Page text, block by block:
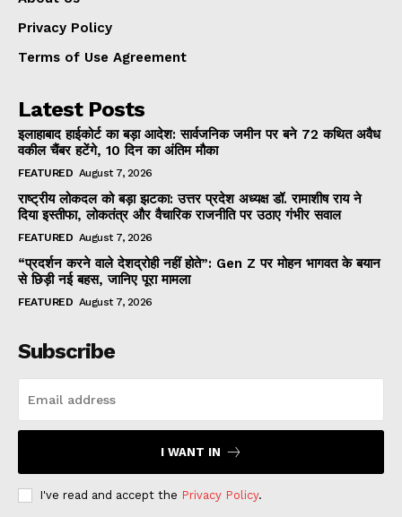
Privacy Policy
Terms of Use Agreement
Latest Posts
इलाहाबाद हाईकोर्ट का बड़ा आदेश: सार्वजनिक जमीन पर बने 72 कथित अवैध
वकील चैंबर हटेंगे, 10 दिन का अंतिम मौका
FEATURED August 7, 2026
राष्ट्रीय लोकदल को बड़ा झटका: उत्तर प्रदेश अध्यक्ष डॉ. रामाशीष राय ने
दिया इस्तीफा, लोकतंत्र और वैचारिक राजनीति पर उठाए गंभीर सवाल
FEATURED August 7, 2026
“प्रदर्शन करने वाले देशद्रोही नहीं होते”: Gen Z पर मोहन भागवत के बयान
से छिड़ी नई बहस, जानिए पूरा मामला
FEATURED August 7, 2026
Subscribe
I WANT IN
I've read and accept the Privacy Policy.